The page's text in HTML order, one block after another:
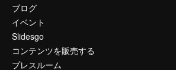
ブログ
イベント
Slidesgo
コンテンツを販売する
プレスルーム